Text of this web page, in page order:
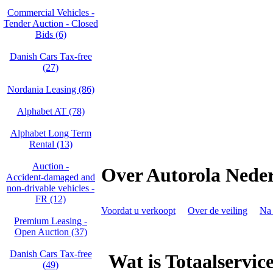
Commercial Vehicles -
Tender Auction - Closed
Bids (6)
Danish Cars Tax-free
(27)
Nordania Leasing (86)
Alphabet AT (78)
Alphabet Long Term
Rental (13)
Auction -
Accident‑damaged and
non‑drivable vehicles -
FR (12)
Premium Leasing -
Open Auction (37)
Danish Cars Tax-free
(49)
Over Autorola
Voordat u verkoopt Over de veiling Na
Wat is